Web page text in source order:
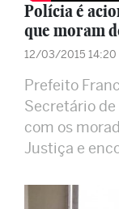
Polícia é
que moram
12/03/2015 14:20
Prefeito
Secretário
com os
Justiça e